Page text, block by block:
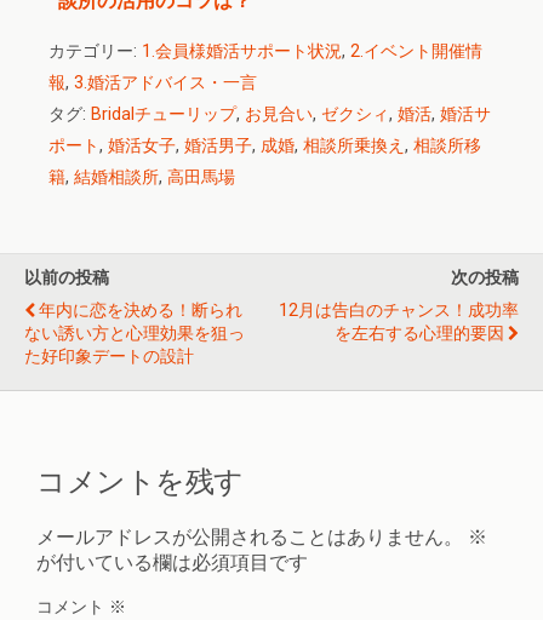
カテゴリー: 1.会員様婚活サポート状況, 2.イベント開催情
報, 3.婚活アドバイス・一言
タグ: Bridalチューリップ, お見合い, ゼクシィ, 婚活, 婚活サ
ポート, 婚活女子, 婚活男子, 成婚, 相談所乗換え , 相談所移
籍, 結婚相談所, 高田馬場
以前の投稿
年内に恋を決める！断られ
ない誘い方と心理効果を狙っ
た好印象デートの設計
次の投稿
12月は告白のチャンス！成功率
を左右する心理的要因
コメントを残す
メールアドレスが公開されることはありません。
※
が付いている欄は必須項目です
コメント ※